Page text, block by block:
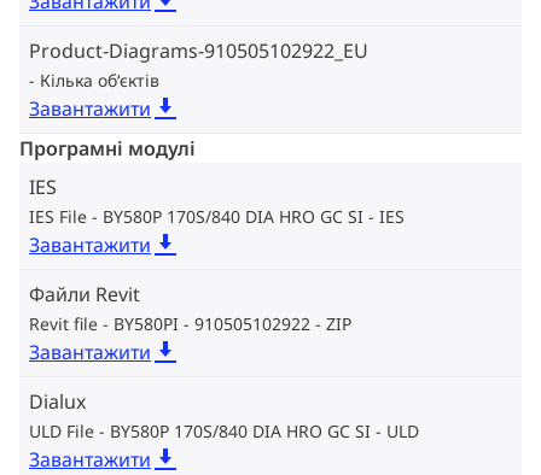
Product-Diagrams-910505102922_EU
Кілька об‘єктів
Завантажити
Програмні модулі
IES
IES File - BY580P 170S/840 DIA HRO GC SI IES
Завантажити
Файли Revit
Revit file - BY580PI - 910505102922 ZIP
Завантажити
Dialux
ULD File - BY580P 170S/840 DIA HRO GC SI ULD
Завантажити